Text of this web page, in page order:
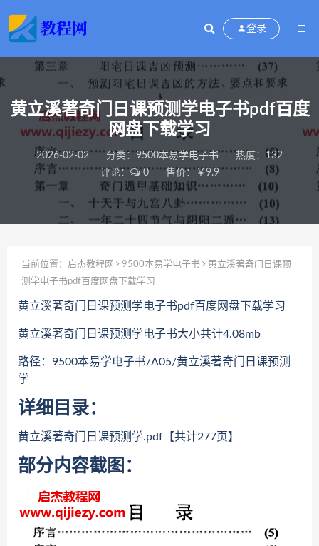
登录
黄立溪著奇门日课预测学电子书pdf百度
网盘下载学习
2026-02-02 分类： 9500本易学电子书
热度：132
评论：
0 售价：￥9.9
当前位置： 启杰教程网 9500本易学电子书
黄立溪著奇门日课预
测学电子书pdf百度网盘下载学习
黄立溪著奇门日课预测学电子书pdf百度网盘下载学习
黄立溪著奇门日课预测学电子书大小共计4.08mb
路径：9500本易学电子书/A05/黄立溪著奇门日课预测
学
详细目录：
黄立溪著奇门日课预测学.pdf【共计277页】
部分内容截图：